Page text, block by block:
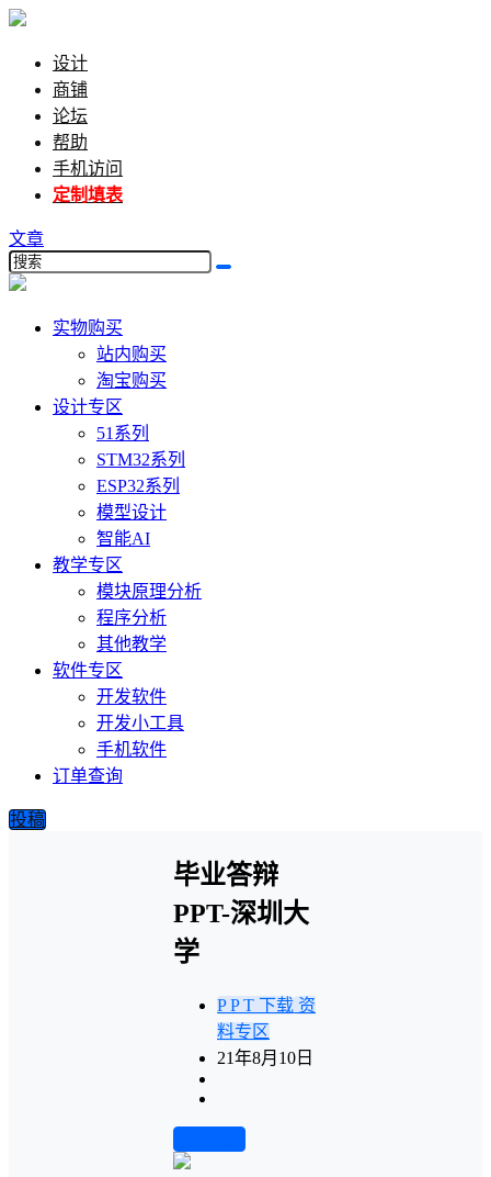
设计
商铺
论坛
帮助
手机访问
定制填表
文章
实物购买
站内购买
淘宝购买
设计专区
51系列
STM32系列
ESP32系列
模型设计
智能AI
教学专区
模块原理分析
程序分析
其他教学
软件专区
开发软件
开发小工具
手机软件
订单查询
投稿
毕业答辩
PPT-深圳大
学
P P T 下载 资
料专区
21年8月10日